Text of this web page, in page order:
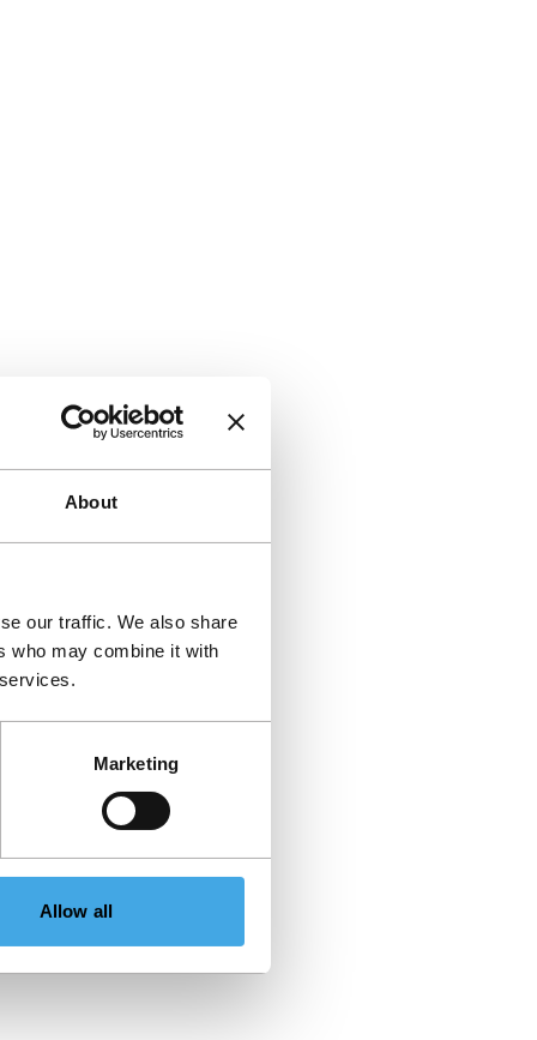
About
our traffic. We also share
who may combine it with
Marketing
Allow all